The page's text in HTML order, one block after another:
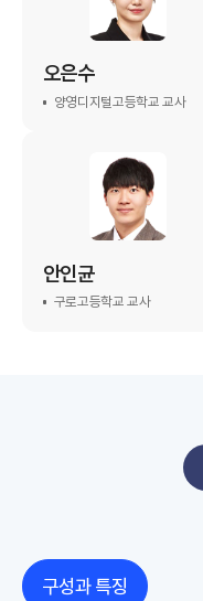
오은수
양영디지털고등학교 교사
안인균
구로고등학교 교사
구성과 특징